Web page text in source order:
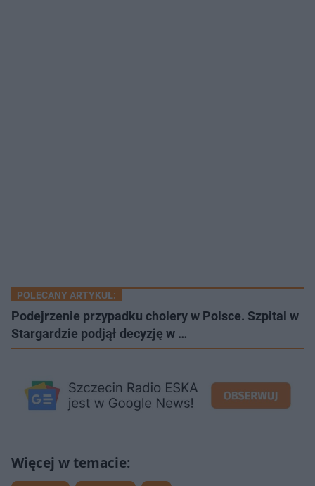
POLECANY ARTYKUŁ:
Podejrzenie przypadku cholery w Polsce. Szpital w
Stargardzie podjął decyzję w …